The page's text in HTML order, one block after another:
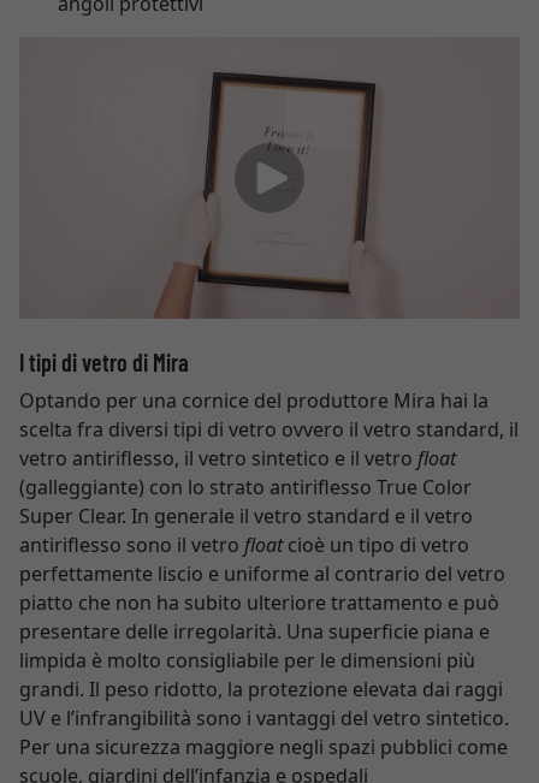
I tipi di vetro di Mira
Optando per una cornice del produttore Mira hai la
scelta fra diversi tipi di vetro ovvero il vetro standard, il
vetro antiriflesso, il vetro sintetico e il vetro float
(galleggiante) con lo strato antiriflesso True Color
Super Clear. In generale il vetro standard e il vetro
antiriflesso sono il vetro floatcioè un tipo di vetro
perfettamente liscio e uniforme al contrario del vetro
piatto che non ha subito ulteriore trattamento e può
presentare delle irregolarità. Una superficie piana e
limpida è molto consigliabile per le dimensioni più
grandi. Il peso ridotto, la protezione elevata dai raggi
UV e l’infrangibilità sono i vantaggi del vetro sintetico.
Per una sicurezza maggiore negli spazi pubblici come
scuole, giardini dell’infanzia e ospedali